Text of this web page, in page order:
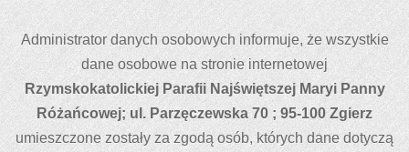
Administrator danych osobowych informuje, że wszystkie
dane osobowe na stronie internetowej
Rzymskokatolickiej Parafii Najświętszej Maryi Panny
Różańcowej; ul. Parzęczewska 70 ; 95-100 Zgierz
umieszczone zostały za zgodą osób, których dane dotyczą